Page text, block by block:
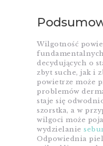
Wilgotność
decydujących o
zbyt suche, jak i
powietrze może
problemów
staje się
szorstka, a w
wilgoci może
wydzielanie
Odpowiednia